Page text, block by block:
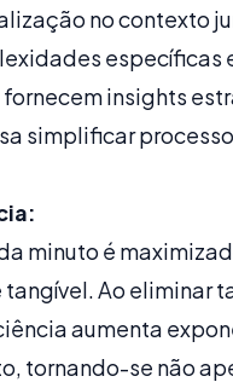
no contexto
insights
simplificar
minuto é
Ao eliminar
aumenta
tornando-se não